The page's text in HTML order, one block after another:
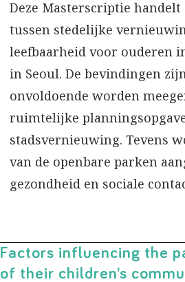
Deze Masterscriptie
tussen stedelijke
leefbaarheid voor ouderen
in Seoul. De bevindingen
onvoldoende worden
ruimtelijke
stadsvernieuwing. Tevens
van de openbare parken
gezondheid en sociale
Factors influencing the
of their children’s